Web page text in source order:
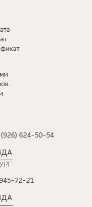
(926) 624-50-54
72-21